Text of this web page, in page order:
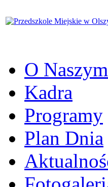
O
Kadra
Programy
Plan Dnia